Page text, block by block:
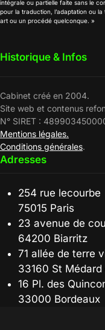
intégrale ou partielle faite sans le
pour la traduction, l’adaptation ou
art ou un procédé quelconque. »
Historique & Infos
Cabinet créé en 2004.
Site web et contenus
N° SIRET :
Mentions légales.
Conditions générales.
Adresses
254 rue lecourbe
75015 Paris
23 avenue de
64200 Biarritz
71 allée de terre
33160 St Médard
16 Pl. des
33000 Bordeaux